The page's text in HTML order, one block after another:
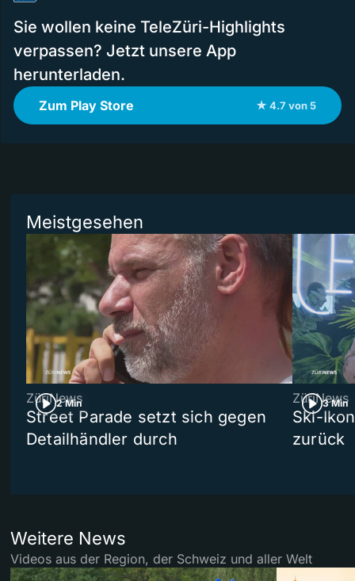
Sie wollen keine TeleZüri-Highlights
verpassen? Jetzt unsere App
herunterladen.
Zum Play Store ★ 4.7 von 5
Meistgesehen
2 Min
ZüriNews
Street Parade setzt sich gegen
Detailhändler durch
3 Min
ZüriNews
Ski-
zurück
Weitere News
Videos aus der Region, der Schweiz und aller Welt